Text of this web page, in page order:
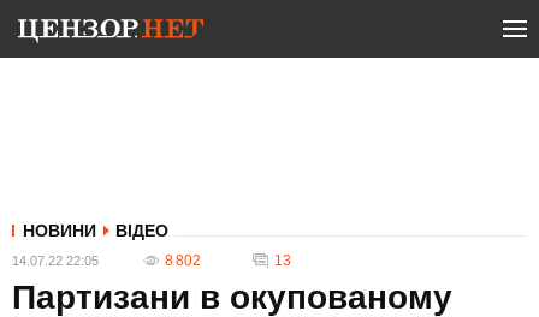
НОВИНИ ВІДЕО
14.07.22 22:05 8 802 13
Партизани в окупованому